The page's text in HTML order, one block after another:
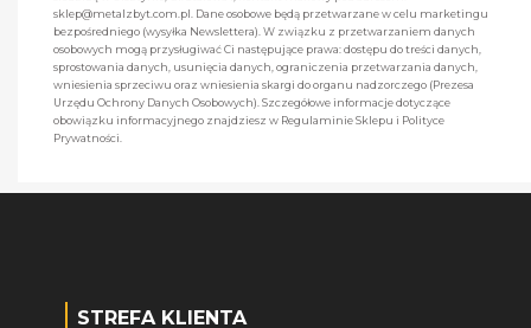
sklep@metalzbyt.com.pl. Dane osobowe będą przetwarzane w celu marketingu
bezpośredniego (wysyłka Newslettera). W związku z przetwarzaniem danych
osobowych mogą przysługiwać Ci następujące prawa: dostępu do treści danych,
sprostowania danych, usunięcia danych, ograniczenia przetwarzania danych,
wniesienia sprzeciwu oraz wniesienia skargi do organu nadzorczego (Prezesa
Urzędu Ochrony Danych Osobowych). Szczegółowe informacje dotyczące
obowiązku informacyjnego znajdziesz w Regulaminie Sklepu i Polityce
Prywatności.
STREFA KLIENTA